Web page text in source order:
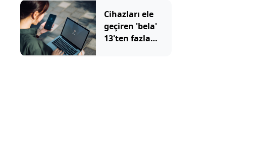
Cihazları ele
geçiren 'bela'
13'ten fazla